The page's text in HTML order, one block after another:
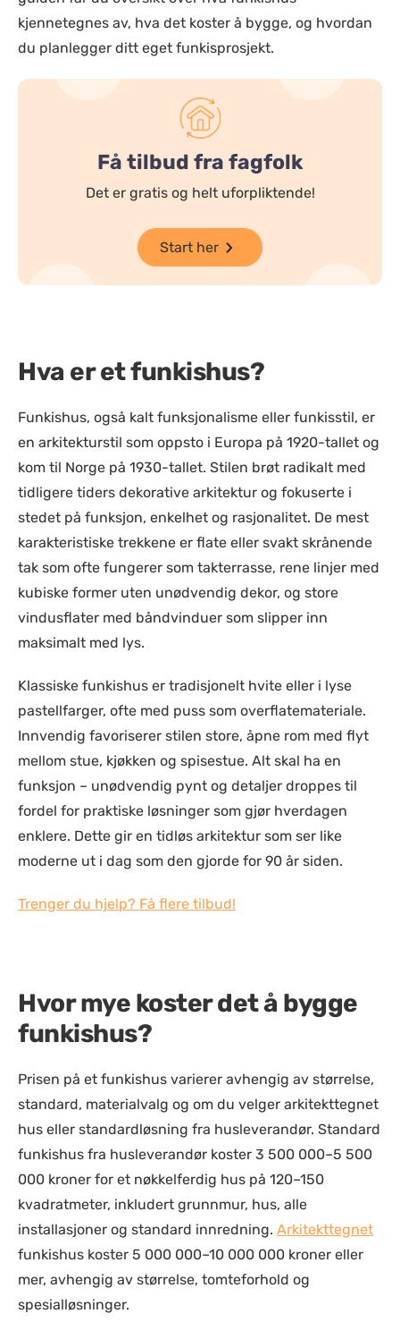
kjennetegnes av, hva det koster å bygge, og hvordan
du planlegger ditt eget funkisprosjekt.
Få tilbud fra fagfolk
Det er gratis og helt uforpliktende!
Start her
Hva er et funkishus?
Funkishus, også kalt funksjonalisme eller funkisstil, er
en arkitekturstil som oppsto i Europa på 1920-tallet og
kom til Norge på 1930-tallet. Stilen brøt radikalt med
tidligere tiders dekorative arkitektur og fokuserte i
stedet på funksjon, enkelhet og rasjonalitet. De mest
karakteristiske trekkene er flate eller svakt skrånende
tak som ofte fungerer som takterrasse, rene linjer med
kubiske former uten unødvendig dekor, og store
vindusflater med båndvinduer som slipper inn
maksimalt med lys.
Klassiske funkishus er tradisjonelt hvite eller i lyse
pastellfarger, ofte med puss som overflatemateriale.
Innvendig favoriserer stilen store, åpne rom med flyt
mellom stue, kjøkken og spisestue. Alt skal ha en
funksjon – unødvendig pynt og detaljer droppes til
fordel for praktiske løsninger som gjør hverdagen
enklere. Dette gir en tidløs arkitektur som ser like
moderne ut i dag som den gjorde for 90 år siden.
Trenger du hjelp? Få flere tilbud!
Hvor mye koster det å bygge
funkishus?
Prisen på et funkishus varierer avhengig av størrelse,
standard, materialvalg og om du velger arkitekttegnet
hus eller standardløsning fra husleverandør. Standard
funkishus fra husleverandør koster 3 500 000–5 500
000 kroner for et nøkkelferdig hus på 120–150
kvadratmeter, inkludert grunnmur, hus, alle
installasjoner og standard innredning. Arkitekttegnet
funkishus koster 5 000 000–10 000 000 kroner eller
mer, avhengig av størrelse, tomteforhold og
spesialløsninger.